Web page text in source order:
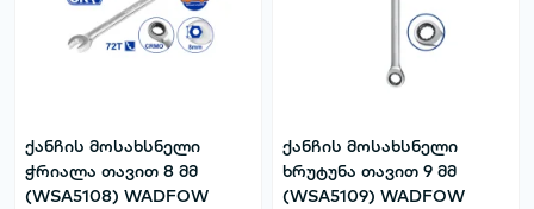
ქანჩის მოსახსნელი
ჭრიალა თავით 8 მმ
(WSA5108) WADFOW
ქანჩის მოსახსნელი
ხრუტუნა თავით 9 მმ
(WSA5109) WADFOW